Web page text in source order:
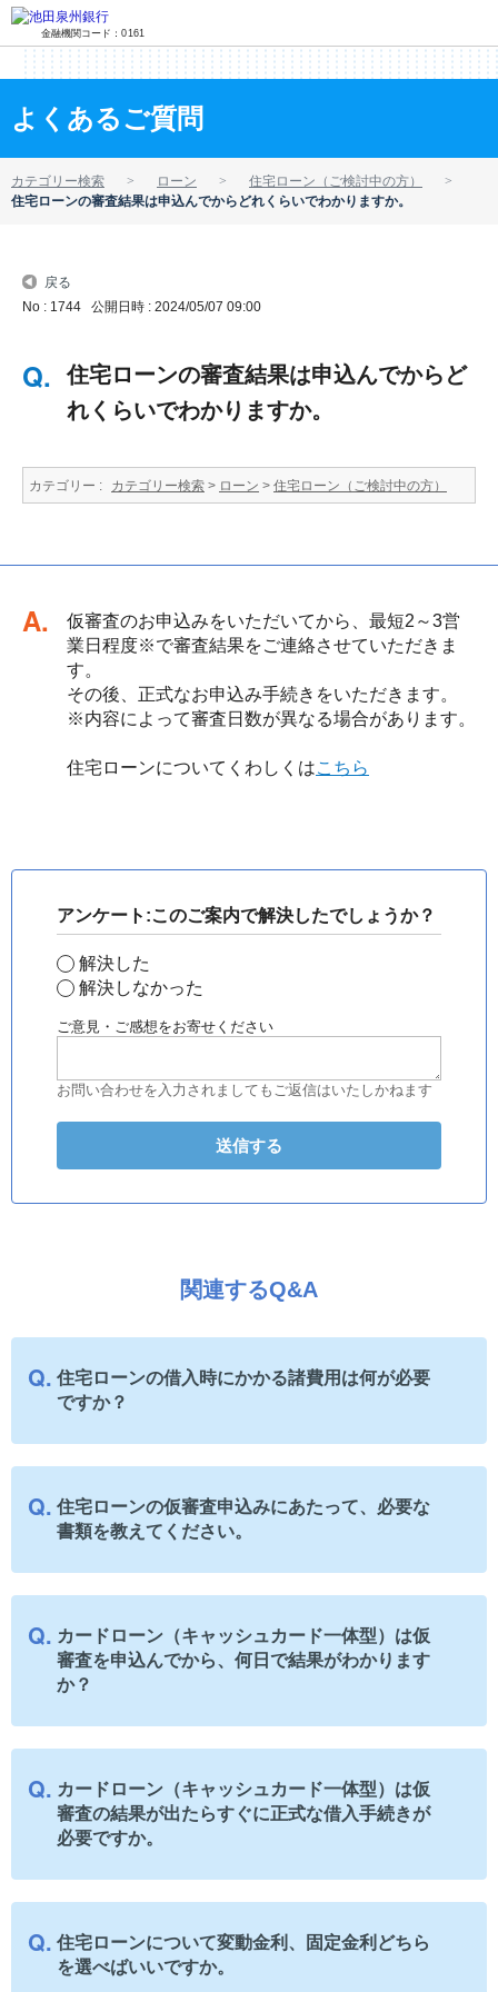
金融機関コード：0161
よくあるご質問
カテゴリー検索 ローン
住宅ローン（ご検討中の方）
住宅ローンの審査結果は申込んでからどれくらいでわかりますか。
戻る
No : 1744 公開日時 : 2024/05/07 09:00
住宅ローンの審査結果は申込んでからど
れくらいでわかりますか。
カテゴリー : カテゴリー検索 > ローン > 住宅ローン（ご検討中の方）
回答
仮審査のお申込みをいただいてから、最短2～3営
業日程度※で審査結果をご連絡させていただきま
す。
その後、正式なお申込み手続きをいただきます。
※内容によって審査日数が異なる場合があります。
住宅ローンについてくわしくはこちら
アンケート:このご案内で解決したでしょうか？
解決した
解決しなかった
ご意見・ご感想をお寄せください
お問い合わせを入力されましてもご返信はいたしかねます
関連するQ&A
住宅ローンの借入時にかかる諸費用は何が必要
ですか？
住宅ローンの仮審査申込みにあたって、必要な
書類を教えてください。
カードローン（キャッシュカード一体型）は仮
審査を申込んでから、何日で結果がわかります
か？
カードローン（キャッシュカード一体型）は仮
審査の結果が出たらすぐに正式な借入手続きが
必要ですか。
住宅ローンについて変動金利、固定金利どちら
を選べばいいですか。